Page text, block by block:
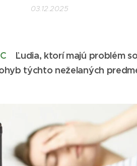
03.12.2025
Ľudia, ktorí majú problém
týchto neželaných